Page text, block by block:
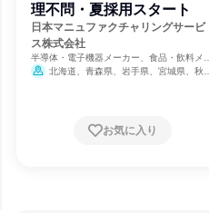
理不問・夏採用スタート
日本マニュファクチャリングサービ
ス株式会社
半導体・電子機器メーカー、食品・飲料メー
カー、人材派遣・職業紹介
北海道、青森県、岩手県、宮城県、秋田
野県、岐阜県、静岡県、愛知県、三重県、滋
賀県、京都府、大阪府、兵庫県、奈良県、和
お気に入り